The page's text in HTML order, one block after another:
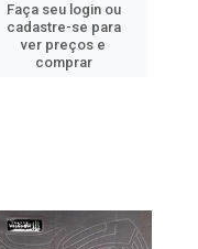
Faça seu login ou
cadastre-se para
ver preços e
comprar